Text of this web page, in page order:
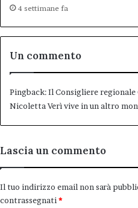
4 settimane fa
Un commento
Pingback:Il Consigliere regionale
Nicoletta Verì vive in un altro
Lascia un commento
Il tuo indirizzo email non sarà
contrassegnati *